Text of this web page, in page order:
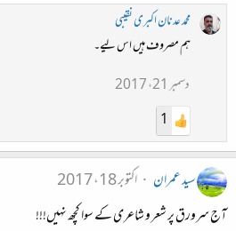
محمد عدنان اکبری نقیبی
ہم مصروف ہیں اس لیے۔
دسمبر 21، 2017
1
سید عمران
اکتوبر 18، 2017
آج سرورق پر شعر و شاعری کے سوا کچھ نہیں!!!